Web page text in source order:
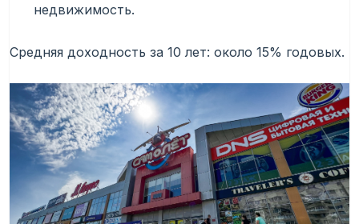
недвижимость.
Средняя доходность за 10 лет: около 15% годовых.